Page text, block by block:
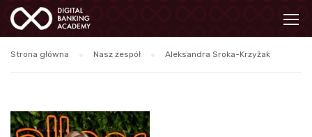
Strona główna Nasz zespół Aleksandra Sroka-Krzyżak